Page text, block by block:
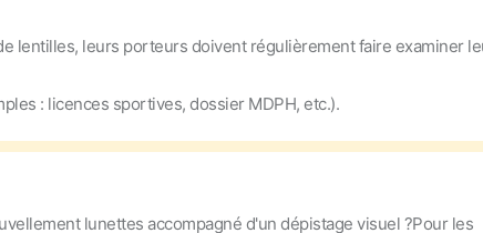
lentilles, leurs porteurs doivent régulièrement faire examiner
: licences sportives, dossier MDPH, etc.).
lunettes accompagné d'un dépistage visuel ?Pour les